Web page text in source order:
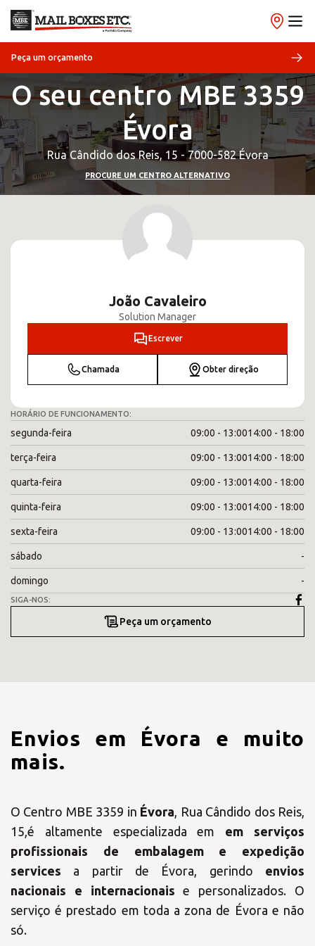
Peça um orçamento
O seu centro MBE 3359
Évora
Rua Cândido dos Reis, 15 - 7000-582 Évora
PROCURE UM CENTRO ALTERNATIVO
João Cavaleiro
Solution Manager
Escrever
Chamada Obter direção
HORÁRIO DE FUNCIONAMENTO:
segunda-feira 09:00 - 13:0014:00 - 18:00
terça-feira 09:00 - 13:0014:00 - 18:00
quarta-feira 09:00 - 13:0014:00 - 18:00
quinta-feira 09:00 - 13:0014:00 - 18:00
sexta-feira 09:00 - 13:0014:00 - 18:00
sábado -
domingo -
SIGA-NOS:
Peça um orçamento
Envios em Évora e muito
mais.
O Centro MBE 3359 in Évora, Rua Cândido dos Reis,
15,é altamente especializada em em serviços
profissionais de embalagem e expedição
services a partir de Évora, gerindo envios
nacionais e internacionais e personalizados. O
serviço é prestado em toda a zona de Évora e não
só.
×